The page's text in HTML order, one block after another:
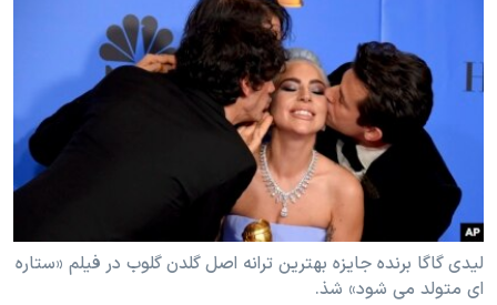
لیدی گاگا برنده جایزه بهترین ترانه اصل گلدن گلوب در فیلم «ستاره
ای متولد می شود» شذ.